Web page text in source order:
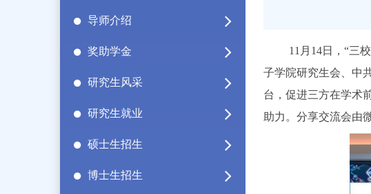
导师介绍
奖助学金
研究生风采
研究生就业
硕士生招生
博士生招生
11月14日，“三
子学院研究生会、中
台，促进三方在学术
助力。分享交流会由